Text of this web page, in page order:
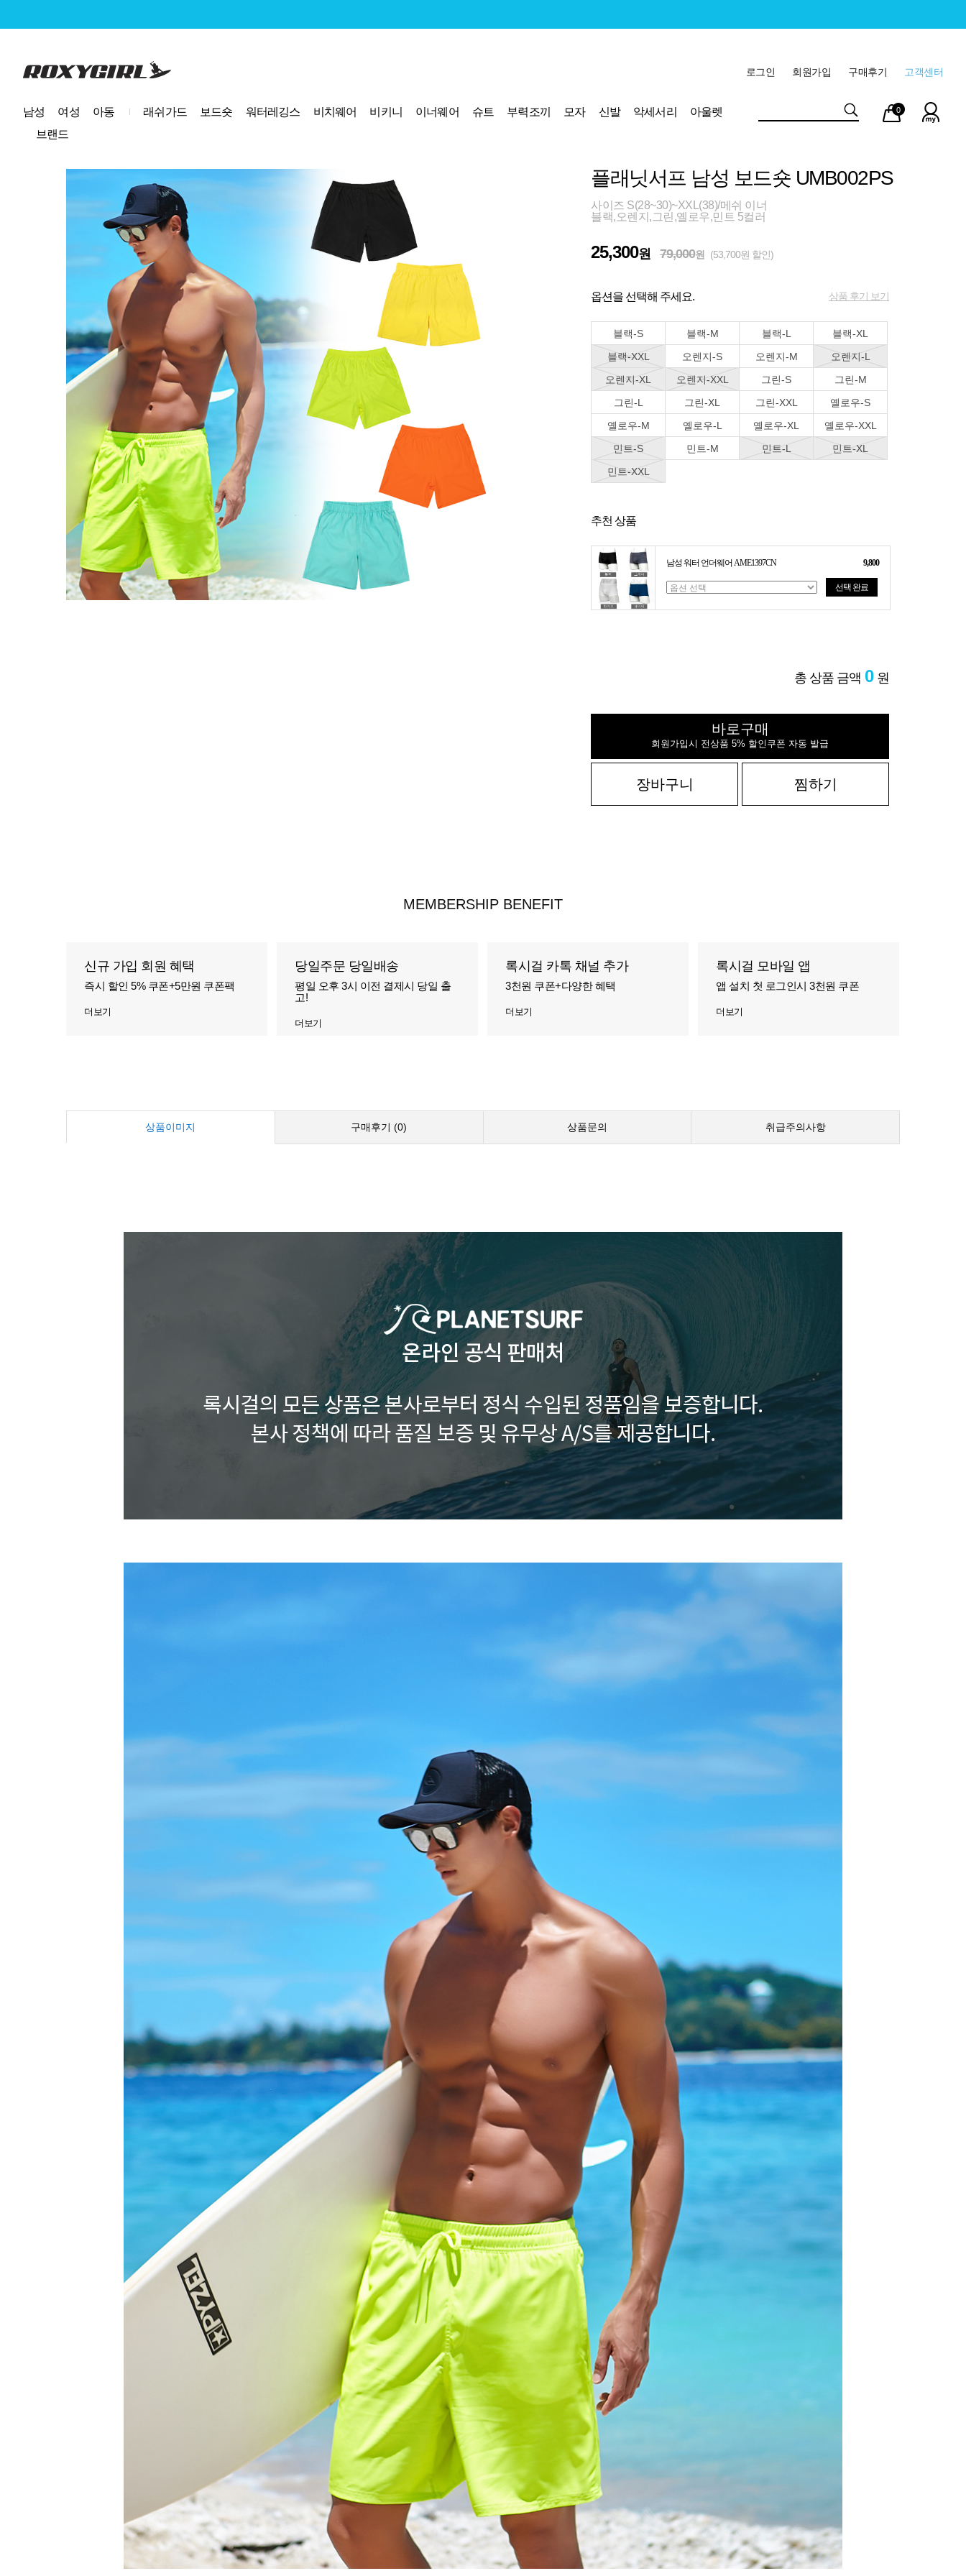
로고 고객센터
구매후기
회원가입
로그인
남성 여성 아동 래쉬가드 보드숏 워터레깅스 비치웨어 비키니 이너웨어 슈트 부력조끼 모자 신발 악세서리
아울렛
브랜드
마이
페이
장바
구니
0
플래닛서프 남성 보드숏 UMB002PS
사이즈 S(28~30)~XXL(38)/메쉬 이너
블랙,오렌지,그린,옐로우,민트 5컬러
25,300원 79,000원 (53,700원 할인)
옵션을 선택해 주세요. 상품 후기 보기
블랙-S 블랙-M 블랙-L
블랙-XL
블랙-XXL
오렌지-S 오렌지-M
오렌지-L
오렌지-XL
오렌지-XXL 그린-S
그린-M
그린-L
그린-XL 그린-XXL
옐로우-S
옐로우-M
옐로우-L 옐로우-XL
옐로우-XXL
민트-S
민트-M 민트-L
민트-XL
민트-XXL
추천 상품
남성 워터 언더웨어 AME1397CN 9,800
선택 완료
총 상품 금액 0 원
바로구매
회원가입시 전상품 5% 할인쿠폰 자동 발급
장바구니 찜하기
MEMBERSHIP BENEFIT
신규 가입 회원 혜택
즉시 할인 5% 쿠폰+5만원 쿠폰팩
더보기
당일주문 당일배송
평일 오후 3시 이전 결제시 당일 출
고!
더보기
록시걸 카톡 채널 추가
3천원 쿠폰+다양한 혜택
더보기
록시걸 모바일 앱
앱 설치 첫 로그인시 3천원 쿠폰
더보기
상품이미지 구매후기 (0) 상품문의 취급주의사항